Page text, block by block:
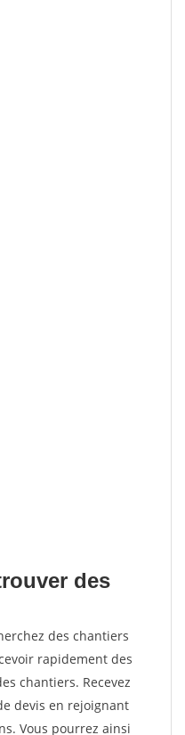
des
des chantiers
rapidement des
chantiers. Recevez
devis en rejoignant
Vous pourrez ainsi